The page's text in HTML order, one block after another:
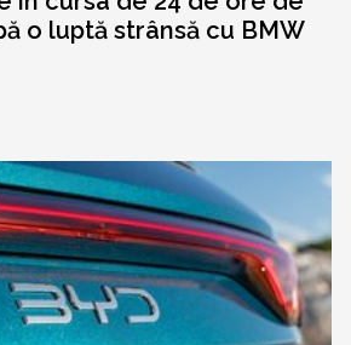
o luptă strânsă cu BMW